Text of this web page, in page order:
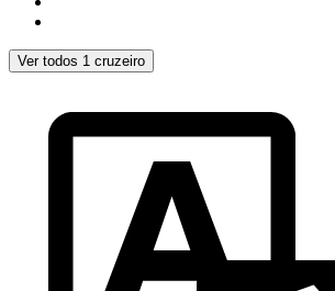
Ver todos 1 cruzeiro